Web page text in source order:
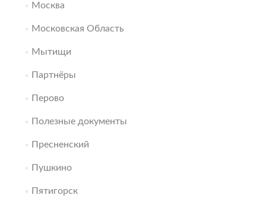
Москва
Московская Область
Мытищи
Партнёры
Перово
Полезные документы
Пресненский
Пушкино
Пятигорск